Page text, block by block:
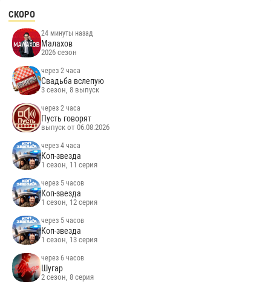
СКОРО
24 минуты назад
Малахов
2026 сезон
через 2 часа
Свадьба вслепую
3 сезон, 8 выпуск
через 2 часа
Пусть говорят
выпуск от 06.08.2026
через 4 часа
Коп-звезда
1 сезон, 11 серия
через 5 часов
Коп-звезда
1 сезон, 12 серия
через 5 часов
Коп-звезда
1 сезон, 13 серия
через 6 часов
Шугар
2 сезон, 8 серия